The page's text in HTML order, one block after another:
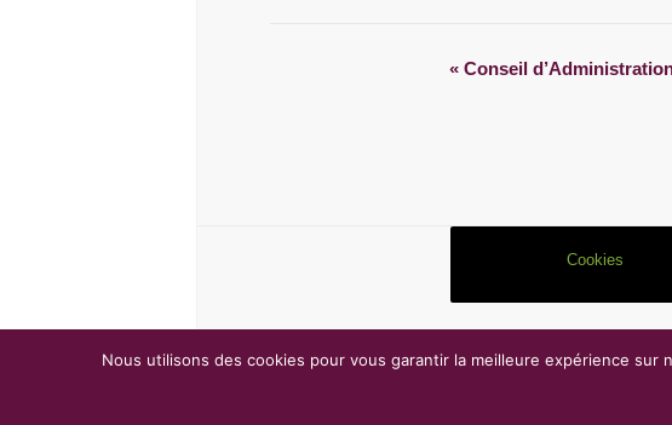
« Conseil
Cookies
Nous utilisons des cookies pour vous garantir la meilleure expérience